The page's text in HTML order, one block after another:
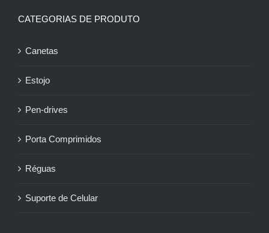
CATEGORIAS DE PRODUTO
Canetas
Estojo
Pen-drives
Porta Comprimidos
Réguas
Suporte de Celular